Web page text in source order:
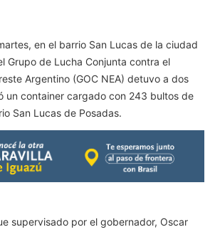
en el barrio San Lucas de la ciudad
Grupo de Lucha Conjunta contra el
Argentino (GOC NEA) detuvo a dos
un container cargado con 243 bultos de
San Lucas de Posadas.
supervisado por el gobernador, Oscar